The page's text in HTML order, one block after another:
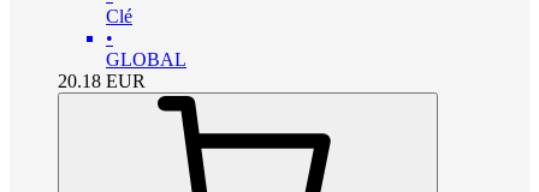
Clé
•
GLOBAL
20.18 EUR